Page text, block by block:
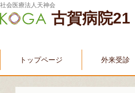
社会医療法人天神会
古賀病院21
トップページ 外来受診